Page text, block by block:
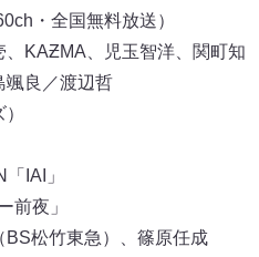
・全国無料放送）
KAƵMA、児玉智洋、関町知
颯良／渡辺哲
IAI」
前夜」
松竹東急）、篠原任成